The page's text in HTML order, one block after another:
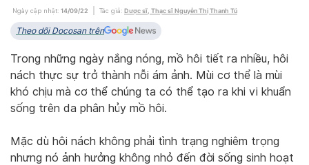
Ngày cập nhật: 14/09/22 Tác giả: Dược sĩ, Thạc sĩ Nguyễn Thị Thanh Tú
Theo dõi Docosan trên
Trong những ngày nắng nóng, mồ hôi tiết ra nhiều, hôi
nách thực sự trở thành nỗi ám ảnh. Mùi cơ thể là mùi
khó chịu mà cơ thể chúng ta có thể tạo ra khi vi khuẩn
sống trên da phân hủy mồ hôi.
Mặc dù hôi nách không phải tình trạng nghiêm trọng
nhưng nó ảnh hưởng không nhỏ đến đời sống sinh hoạt